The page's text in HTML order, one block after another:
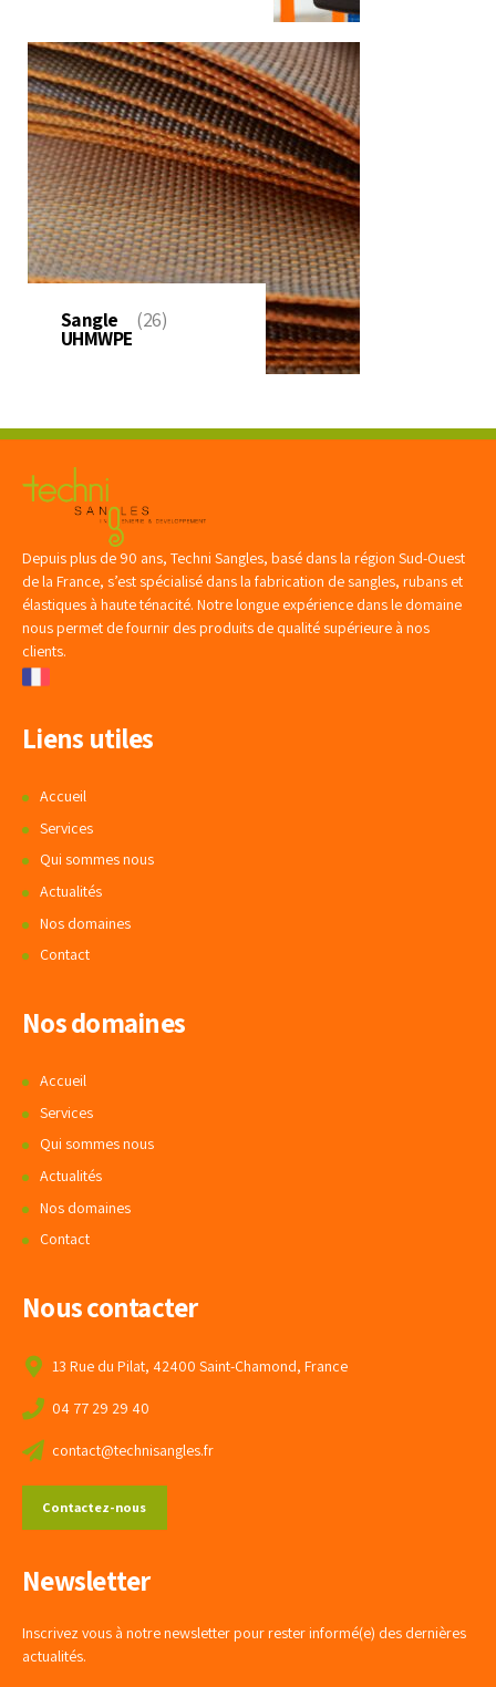
Sangle
UHMWPE
(26)
Depuis plus de 90 ans, Techni Sangles, basé dans la région Sud-Ouest
de la France, s’est spécialisé dans la fabrication de sangles, rubans et
élastiques à haute ténacité. Notre longue expérience dans le domaine
nous permet de fournir des produits de qualité supérieure à nos
clients.
Liens utiles
Accueil
Services
Qui sommes nous
Actualités
Nos domaines
Contact
Nos domaines
Accueil
Services
Qui sommes nous
Actualités
Nos domaines
Contact
Nous contacter
13 Rue du Pilat, 42400 Saint-Chamond, France
04 77 29 29 40
contact@technisangles.fr
Contactez-nous
Newsletter
Inscrivez vous à notre newsletter pour rester informé(e) des dernières
actualités.